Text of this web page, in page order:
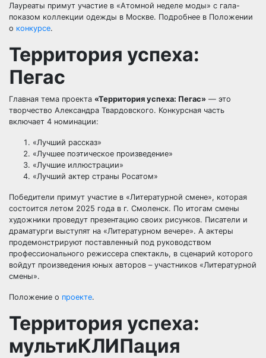
Лауреаты примут участие в «Атомной неделе моды» с гала-
показом коллекции одежды в Москве. Подробнее в Положении
о конкурсе.
Территория успеха:
Пегас
Главная тема проекта «Территория успеха: Пегас» — это
творчество Александра Твардовского. Конкурсная часть
включает 4 номинации:
«Лучший рассказ»
«Лучшее поэтическое произведение»
«Лучшие иллюстрации»
«Лучший актер страны Росатом»
Победители примут участие в «Литературной смене», которая
состоится летом 2025 года в г. Смоленск. По итогам смены
художники проведут презентацию своих рисунков. Писатели и
драматурги выступят на «Литературном вечере». А актеры
продемонстрируют поставленный под руководством
профессионального режиссера спектакль, в сценарий которого
войдут произведения юных авторов – участников «Литературной
смены».
Положение о проекте.
Территория успеха:
мультиКЛИПация